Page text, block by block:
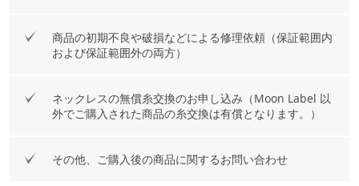
商品の初期不良や破損などによる修理依頼（保証範囲内
および保証範囲外の両方）
ネックレスの無償糸交換のお申し込み（Moon Label 以
外でご購入された商品の糸交換は有償となります。）
その他、ご購入後の商品に関するお問い合わせ